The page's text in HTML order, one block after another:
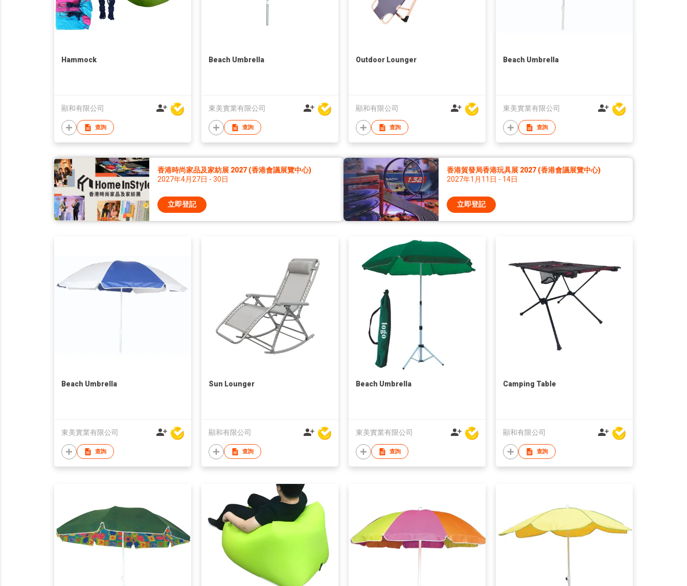
Hammock
顯和有限公司
查詢
Beach Umbrella
東美實業有限公司
查詢
Outdoor Lounger
顯和有限公司
查詢
Beach Umbrella
東美實業有限公司
查詢
香港時尚家品及家紡展 2027 (香港會議展覽中心)
2027年4月27日 - 30日
立即登記
香港貿發局香港玩具展 2027 (香港會議展覽中心)
2027年1月11日 - 14日
立即登記
Beach Umbrella
東美實業有限公司
查詢
Sun Lounger
顯和有限公司
查詢
Beach Umbrella
東美實業有限公司
查詢
Camping Table
顯和有限公司
查詢